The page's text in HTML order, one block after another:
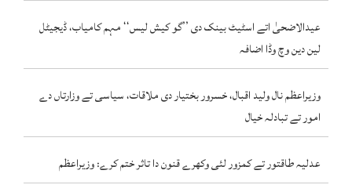
عیدالاضحیٰ اتے اسٹیٹ بینک دی ’’گو کیش لیس‘‘ مہم کامیاب، ڈیجیٹل
لین دین وچ وڈا اضافہ
وزیراعظم نال ولید اقبال، خسرور بختیار دی ملاقات، سیاسی تے وزارتاں دے
امور تے تبادلہ خیال
عدلیہ طاقتور تے کمزور لئی وکھرے قنون دا تاثر ختم کرے: وزیراعظم